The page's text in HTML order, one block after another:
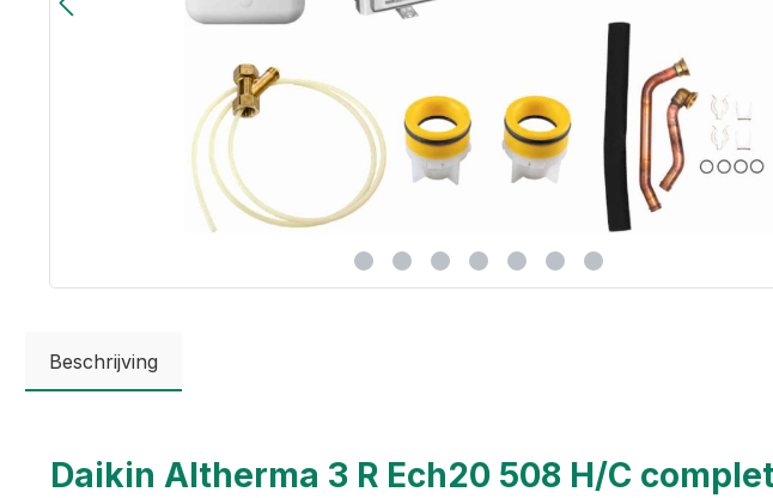
Beschrijving
Daikin Altherma 3 R Ech20 508 H/C